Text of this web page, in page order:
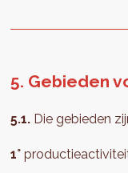
5. Gebieden
5.1. Die gebieden
1°